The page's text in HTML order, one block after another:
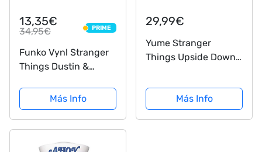
13,35€
34,95€ PRIME
PRIME
Funko Vynl Stranger
Things Dustin &
Animados, Multicolor,
único (21969)
Más Info
29,99€
Yume Stranger
Things Upside Down
Más Info